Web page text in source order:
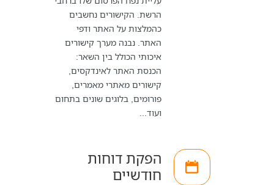
הרשת. הקישורים נחשבים
כהמלצות על האתר ודפי
האתר. נבנה מערך קישורים
איכותי הכולל בין השאר:
הכנסת האתר לאינדקסים,
קישורים מאתרי מאמרים,
פורומים, בלוגים שונים בתחום
ועוד...
הפקת דוחות
חודשיים